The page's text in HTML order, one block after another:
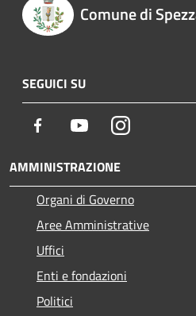
Comune di
SEGUICI SU
Facebook YoutubeInstagram
AMMINISTRAZIONE
Organi di Governo
Aree Amministrative
Uffici
Enti e fondazioni
Politici